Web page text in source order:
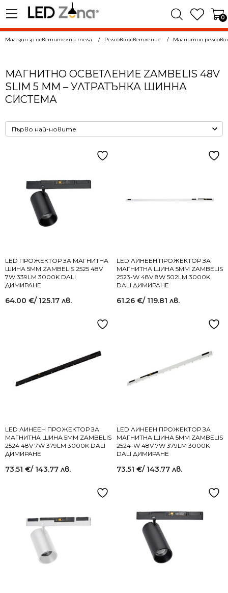
0
Магазин за осветителни тела Релсово осветление Магнитно релсово
МАГНИТНО ОСВЕТЛЕНИЕ ZAMBELIS 48V
SLIM 5 ММ – УЛТРАТЪНКА ШИННА
СИСТЕМА
LED ПРОЖЕКТОР ЗА МАГНИТНА
ШИНА 5MM ZAMBELIS 2525 48V
7W 339LM 3000K DALI
ДИМИРАНЕ
64.00 €/ 125.17 лв.
LED ЛИНЕЕН ПРОЖЕКТОР ЗА
МАГНИТНА ШИНА 5MM ZAMBELIS
2523-W 48V 8W 502LM 3000K
DALI ДИМИРАНЕ
61.26 €/ 119.81 лв.
LED ЛИНЕЕН ПРОЖЕКТОР ЗА
МАГНИТНА ШИНА 5MM ZAMBELIS
2524 48V 7W 379LM 3000K DALI
ДИМИРАНЕ
73.51 €/ 143.77 лв.
LED ЛИНЕЕН ПРОЖЕКТОР ЗА
МАГНИТНА ШИНА 5MM ZAMBELIS
2524-W 48V 7W 379LM 3000K
DALI ДИМИРАНЕ
73.51 €/ 143.77 лв.